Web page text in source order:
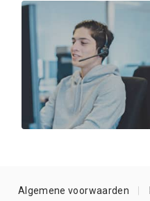
Algemene voorwaarden